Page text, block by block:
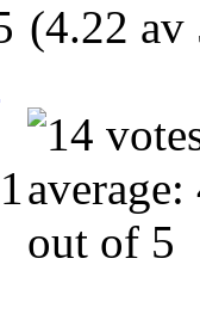
(4.22 av